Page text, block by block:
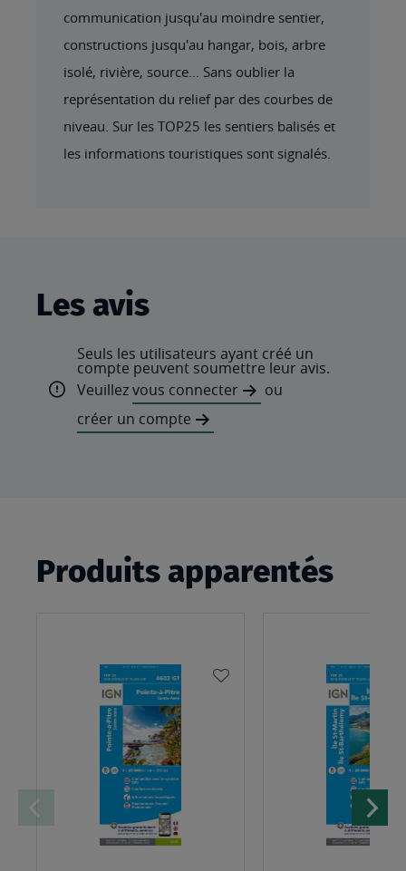
communication jusqu'au moindre sentier,
constructions jusqu'au hangar, bois, arbre
isolé, rivière, source... Sans oublier la
représentation du relief par des courbes de
niveau. Sur les TOP25 les sentiers balisés et
les informations touristiques sont signalés.
Les avis
Seuls les utilisateurs ayant créé un
compte peuvent soumettre leur avis.
Veuillezvous connecter
ou
créer un compte
Produits apparentés